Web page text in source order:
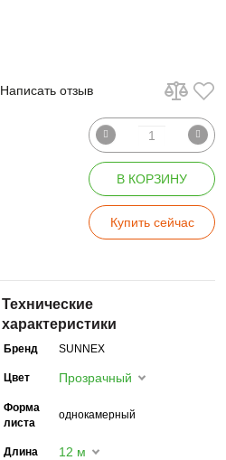
Написать отзыв
В КОРЗИНУ
Купить сейчас
Технические
характеристики
Бренд SUNNEX
Цвет Прозрачный
Форма
листа
однокамерный
Длина 12 м